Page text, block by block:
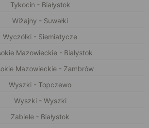
Tykocin - Białystok
Wiżajny - Suwałki
Wyczółki - Siemiatycze
Mazowieckie - Białystok
Mazowieckie - Zambrów
Wyszki - Topczewo
Wyszki - Wyszki
Zabiele - Białystok